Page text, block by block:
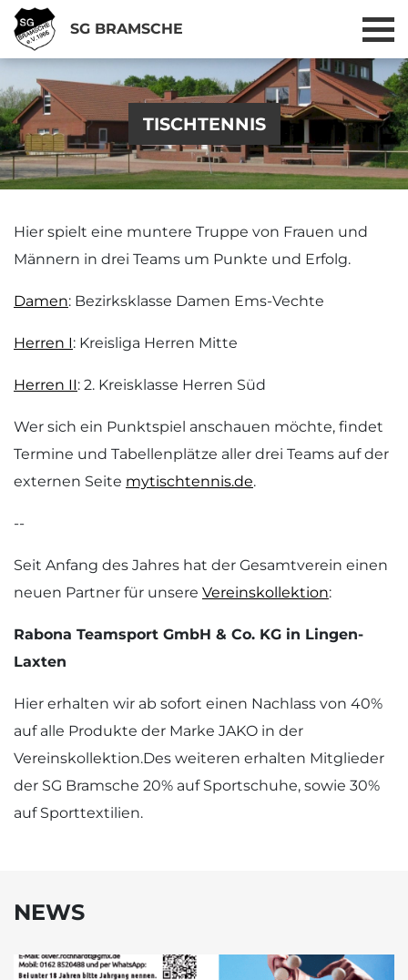
SG BRAMSCHE
TISCHTENNIS
Hier spielt eine muntere Truppe von Frauen und
Männern in drei Teams um Punkte und Erfolg.
Damen: Bezirksklasse Damen Ems-Vechte
Herren I: Kreisliga Herren Mitte
Herren II: 2. Kreisklasse Herren Süd
Wer sich ein Punktspiel anschauen möchte, findet
Termine und Tabellenplätze aller drei Teams auf der
externen Seite mytischtennis.de.
--
Seit Anfang des Jahres hat der Gesamtverein einen
neuen Partner für unsere Vereinskollektion:
Rabona Teamsport GmbH & Co. KG in Lingen-
Laxten
Hier erhalten wir ab sofort einen Nachlass von 40%
auf alle Produkte der Marke JAKO in der
Vereinskollektion.Des weiteren erhalten Mitglieder
der SG Bramsche 20% auf Sportschuhe, sowie 30%
auf Sporttextilien.
NEWS